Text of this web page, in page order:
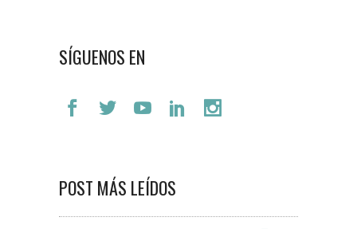
SÍGUENOS EN
POST MÁS LEÍDOS